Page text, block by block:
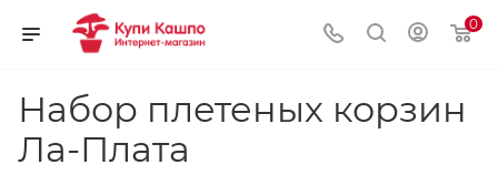
0
Набор плетеных корзин
Ла-Плата